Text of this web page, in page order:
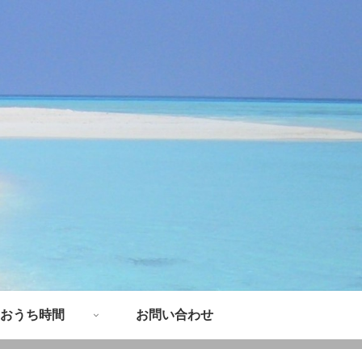
おうち時間 お問い合わせ